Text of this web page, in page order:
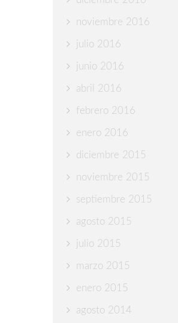
noviembre 2016
julio 2016
junio 2016
abril 2016
febrero 2016
enero 2016
diciembre 2015
noviembre 2015
septiembre 2015
agosto 2015
julio 2015
marzo 2015
enero 2015
agosto 2014